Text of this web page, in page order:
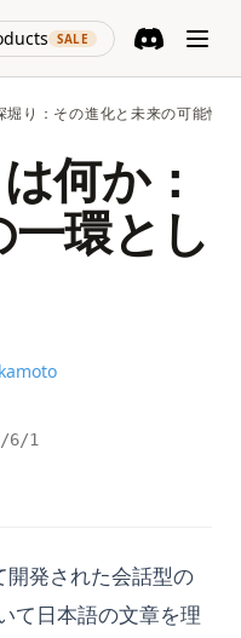
SALE
(opens in a
堀り：その進化と未来の可能性
何か：
一環とし
6/1
発された会話型の
て日本語の文章を理